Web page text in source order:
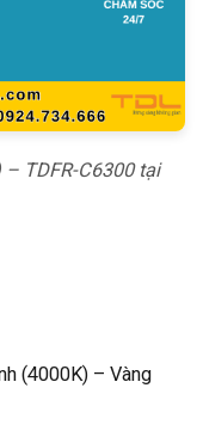
– TDFR-C6300 tại
(4000K) – Vàng